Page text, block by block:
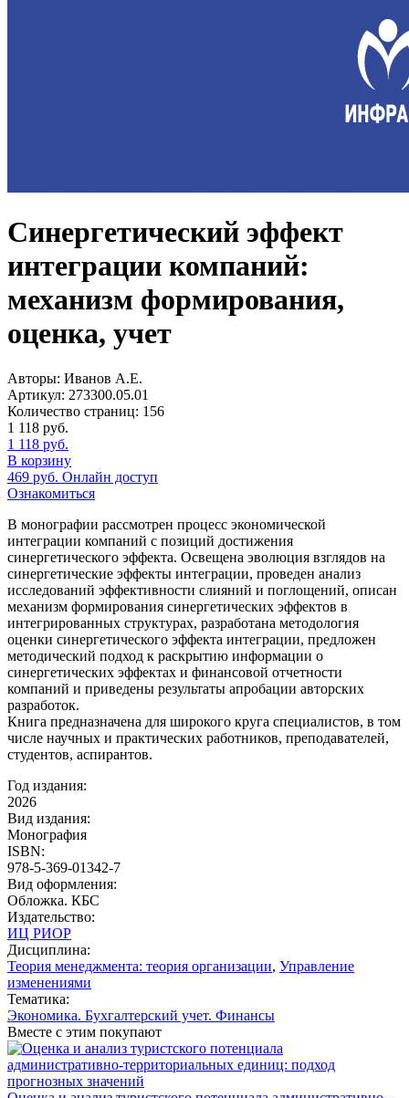
Синергетический эффект
интеграции компаний:
механизм формирования,
оценка, учет
Авторы: Иванов А.Е.
Артикул: 273300.05.01
Количество страниц: 156
1 118 руб.
1 118 руб.
В корзину
469 руб. Онлайн доступ
Ознакомиться
В монографии рассмотрен процесс экономической
интеграции компаний с позиций достижения
синергетического эффекта. Освещена эволюция взглядов на
синергетические эффекты интеграции, проведен анализ
исследований эффективности слияний и поглощений, описан
механизм формирования синергетических эффектов в
интегрированных структурах, разработана методология
оценки синергетического эффекта интеграции, предложен
методический подход к раскрытию информации о
синергетических эффектах и финансовой отчетности
компаний и приведены результаты апробации авторских
разработок.
Книга предназначена для широкого круга специалистов, в том
числе научных и практических работников, преподавателей,
студентов, аспирантов.
Год издания:
2026
Вид издания:
Монография
ISBN:
978-5-369-01342-7
Вид оформления:
Обложка. КБС
Издательство:
ИЦ РИОР
Дисциплина:
Теория менеджмента: теория организации, Управление
изменениями
Тематика:
Экономика. Бухгалтерский учет. Финансы
Вместе с этим покупают